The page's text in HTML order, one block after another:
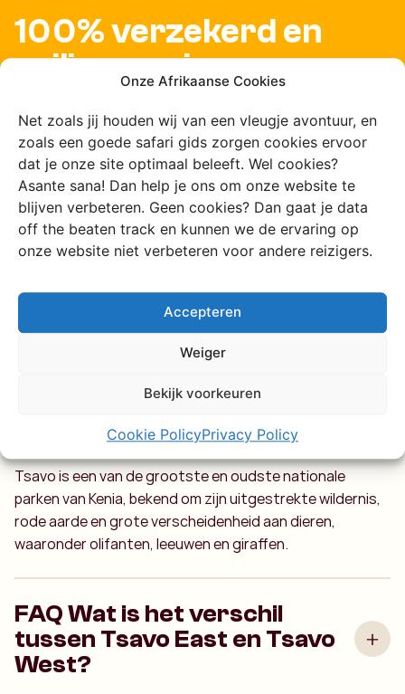
Onze Afrikaanse Cookies
Net zoals jij houden wij van een vleugje avontuur, en
zoals een goede safari gids zorgen cookies ervoor
dat je onze site optimaal beleeft. Wel cookies?
Asante sana! Dan help je ons om onze website te
blijven verbeteren. Geen cookies? Dan gaat je data
off the beaten track en kunnen we de ervaring op
onze website niet verbeteren voor andere reizigers.
Accepteren
Weiger
Bekijk voorkeuren
Cookie PolicyPrivacy Policy
100% verzekerd en
veilig op reis
Al jouw
veelgestelde
vragen over Tsavo
op een rijtje
Wat maakt Tsavo National
Park zo bijzonder?
Tsavo is een van de grootste en oudste nationale
parken van Kenia, bekend om zijn uitgestrekte wildernis,
rode aarde en grote verscheidenheid aan dieren,
waaronder olifanten, leeuwen en giraffen.
FAQ Wat is het verschil
tussen Tsavo East en Tsavo
West?